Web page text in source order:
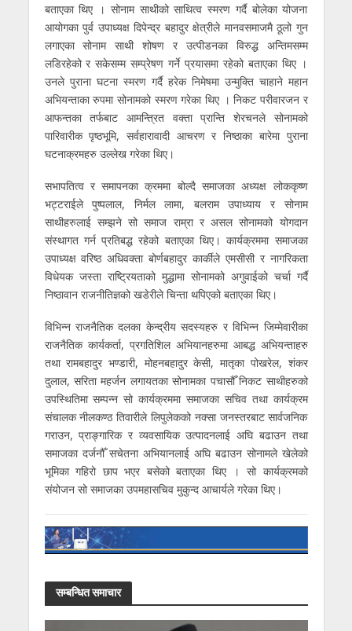
बताएका थिए । सोनाम साथीको साथित्व स्मरण गर्दै बोलेका योजना
आयोगका पुर्व उपाध्यक्ष दिपेन्द्र बहादुर क्षेत्रीले मानवसमाजमै ठूलो गुन
लगाएका सोनाम साथी शोषण र उत्पीडनका विरुद्ध अन्तिमसम्म
लडिरहेको र सकेसम्म सम्प्रेषण गर्ने प्रयासमा रहेको बताएका थिए ।
उनले पुराना घटना स्मरण गर्दै हरेक निमेषमा उन्मुक्ति चाहाने महान
अभियन्ताका रुपमा सोनामको स्मरण गरेका थिए । निकट परीवारजन र
आफन्तका तर्फबाट आमन्त्रित वक्ता प्रान्ति शेरचनले सोनामको
पारिवारीक पृष्ठभूमि, सर्वहारावादी आचरण र निष्ठाका बारेमा पुराना
घटनाक्रमहरु उल्लेख गरेका थिए।
सभापतित्व र समापनका क्रममा बोल्दै समाजका अध्यक्ष लोककृष्ण
भट्टराईले पुष्पलाल, निर्मल लामा, बलराम उपाध्याय र सोनाम
साथीहरुलाई सम्झने सो समाज राम्रा र असल सोनामको योगदान
संस्थागत गर्न प्रतिबद्ध रहेको बताएका थिए। कार्यक्रममा समाजका
उपाध्यक्ष वरिष्ठ अधिवक्ता बोर्णबहादुर कार्कीले एमसीसी र नागरिकता
विधेयक जस्ता राष्ट्रियताको मुद्धामा सोनामको अगुवाईको चर्चा गर्दै
निष्ठावान राजनीतिज्ञको खडेरीले चिन्ता थपिएको बताएका थिए।
विभिन्न राजनैतिक दलका केन्द्रीय सदस्यहरु र विभिन्न जिम्मेवारीका
राजनैतिक कार्यकर्ता, प्रगतिशिल अभियानहरुमा आबद्ध अभियन्ताहरु
तथा रामबहादुर भण्डारी, मोहनबहादुर केसी, मातृका पोखरेल, शंकर
दुलाल, सरिता महर्जन लगायतका सोनामका पचासौँ निकट साथीहरुको
उपस्थितिमा सम्पन्न सो कार्यक्रममा समाजका सचिव तथा कार्यक्रम
संचालक नीलकण्ठ तिवारीले लिपुलेकको नक्सा जनस्तरबाट सार्वजनिक
गराउन, प्राङ्गारिक र व्यवसायिक उत्पादनलाई अघि बढाउन तथा
समाजका दर्जनौँ सचेतना अभियानलाई अघि बढाउन सोनामले खेलेको
भूमिका गहिरो छाप भएर बसेको बताएका थिए । सो कार्यक्रमको
संयोजन सो समाजका उपमहासचिव मुकुन्द आचार्यले गरेका थिए।
सम्बन्धित समाचार